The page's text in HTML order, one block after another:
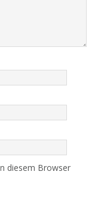
diesem Browser